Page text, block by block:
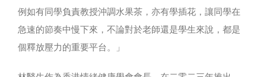
例如有同學負責教授沖調水果茶，亦有學插花，讓同學在
急速的節奏中慢下來，不論對於老師還是學生來說，都是
個釋放壓力的重要平台。」